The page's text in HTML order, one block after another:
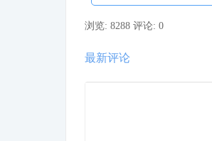
浏览: 8288 评论: 0
最新评论